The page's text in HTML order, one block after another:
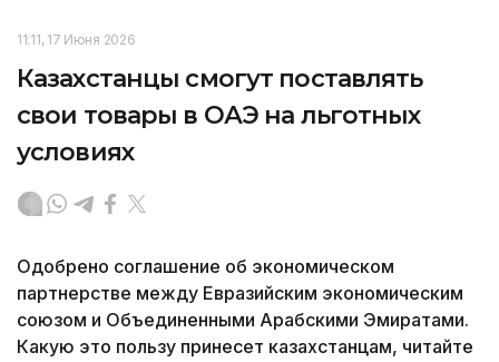
11:11, 17 Июня 2026
Казахстанцы смогут поставлять
свои товары в ОАЭ на льготных
условиях
Одобрено соглашение об экономическом
партнерстве между Евразийским экономическим
союзом и Объединенными Арабскими Эмиратами.
Какую это пользу принесет казахстанцам, читайте